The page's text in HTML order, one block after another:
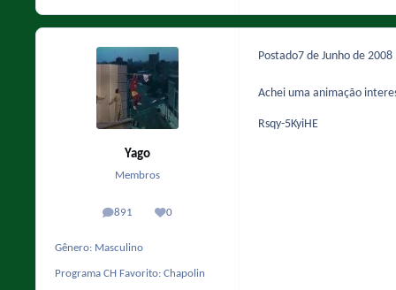
Yago
Membros
891
posts 0
Reputação
Gênero: Masculino
Programa CH Favorito: Chapolin
Postado7 de Junho de 2008
Achei uma animação
Rsqy-5KyiHE